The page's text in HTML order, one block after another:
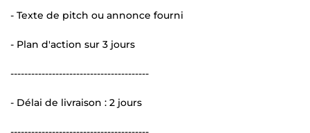
- Texte de pitch ou annonce fourni
- Plan d'action sur 3 jours
----------------------------------------
- Délai de livraison : 2 jours